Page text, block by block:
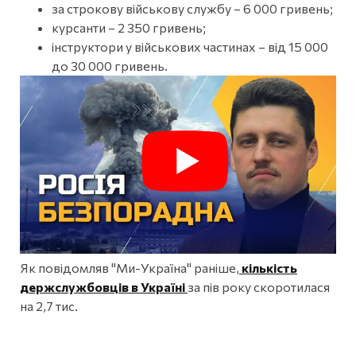
за строкову військову службу – 6 000 гривень;
курсанти – 2 350 гривень;
інструктори у військових частинах – від 15 000
до 30 000 гривень.
Як повідомляв "Ми-Україна" раніше, кількість
держслужбовців в Україні за пів року скоротилася
на 2,7 тис.